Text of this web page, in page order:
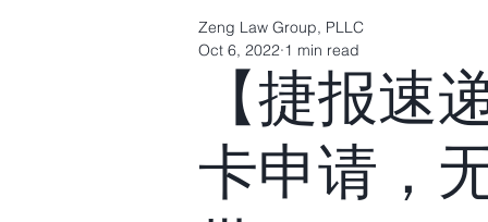
【捷报速
卡申请，
Zeng Law Group, PLLC
Oct 6, 2022 1 min read